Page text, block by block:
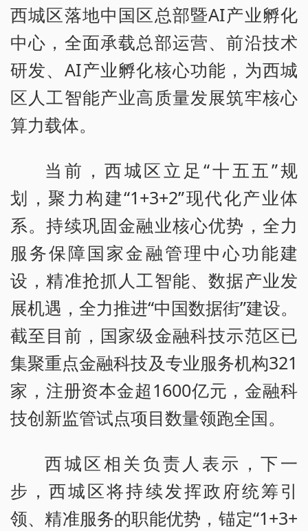
西城区落地中国区总部暨AI产业孵化
中心，全面承载总部运营、前沿技术
研发、AI产业孵化核心功能，为西城
区人工智能产业高质量发展筑牢核心
算力载体。
当前，西城区立足“十五五”规
划，聚力构建“1+3+2”现代化产业体
系。持续巩固金融业核心优势，全力
服务保障国家金融管理中心功能建
设，精准抢抓人工智能、数据产业发
展机遇，全力推进“中国数据街”建设。
截至目前，国家级金融科技示范区已
集聚重点金融科技及专业服务机构321
家，注册资本金超1600亿元，金融科
技创新监管试点项目数量领跑全国。
西城区相关负责人表示，下一
步，西城区将持续发挥政府统筹引
领、精准服务的职能优势，锚定“1+3+